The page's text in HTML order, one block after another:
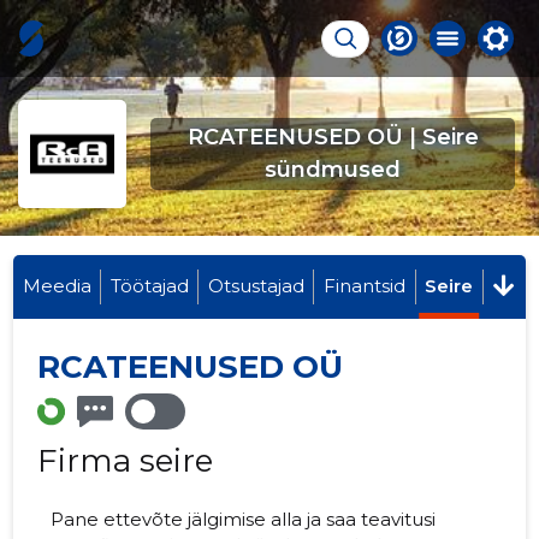
RCATEENUSED OÜ | Seire
sündmused
Meedia Töötajad Otsustajad Finantsid Seire
RCATEENUSED OÜ
Firma seire
Pane ettevõte jälgimise alla ja saa teavitusi